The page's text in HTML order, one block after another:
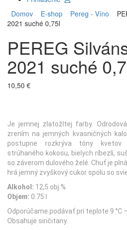
Domov
E-shop Pereg - Víno
2021 suché 0,75l
PEREG
2021 suché
10,50 €
Je jemnej zlatožltej farby.
zrením na jemných kvasničných
postupne rozkrýva tóny kvetov
strúhaného kokosu, bielych ríbezlí,
so záverom dulového želé. Chuť je
hrá jemný zvyškový cukor spolu so
Alkohol: 12,5 obj.%
Objem: 0.75 l
Odporúčame podávať pri teplote 9 °C –
Obsahuje siričitany.